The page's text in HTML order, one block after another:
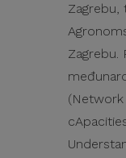
Zagrebu.